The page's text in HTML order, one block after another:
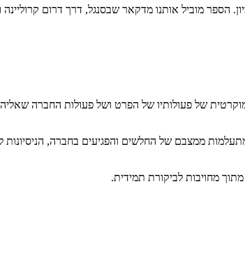
הספר מוביל אותנו מדקאר שבסנגל, דרך דרום
של פעולותיו של הפרט ושל פעולות החברה
ממצבם של החלשים והפגיעים בחברה, הניסיונות
מחויבות לביקורת תמידית.